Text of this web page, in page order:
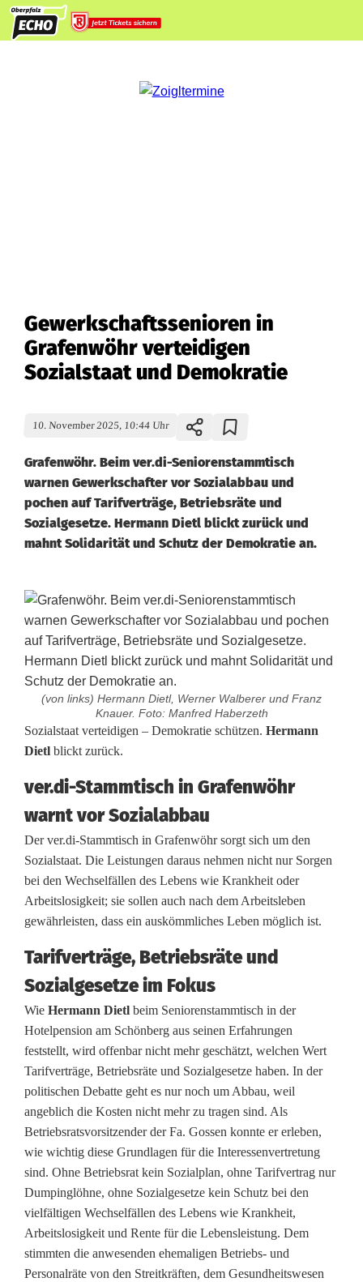
Gewerkschaftssenioren in
Grafenwöhr verteidigen
Sozialstaat und Demokratie
10. November 2025, 10:44 Uhr
Grafenwöhr. Beim ver.di-Seniorenstammtisch
warnen Gewerkschafter vor Sozialabbau und
pochen auf Tarifverträge, Betriebsräte und
Sozialgesetze. Hermann Dietl blickt zurück und
mahnt Solidarität und Schutz der Demokratie an.
(von links) Hermann Dietl, Werner Walberer und Franz
Knauer. Foto: Manfred Haberzeth
G
w
e
r
k
s
c
h
a
f
t
s
s
e
n
i
o
Sozialstaat verteidigen – Demokratie schützen. Hermann
Dietl blickt zurück.
ver.di-Stammtisch in Grafenwöhr
warnt vor Sozialabbau
Der ver.di-Stammtisch in Grafenwöhr sorgt sich um den
Sozialstaat. Die Leistungen daraus nehmen nicht nur Sorgen
bei den Wechselfällen des Lebens wie Krankheit oder
Arbeitslosigkeit; sie sollen auch nach dem Arbeitsleben
gewährleisten, dass ein auskömmliches Leben möglich ist.
Tarifverträge, Betriebsräte und
Sozialgesetze im Fokus
Wie Hermann Dietl beim Seniorenstammtisch in der
Hotelpension am Schönberg aus seinen Erfahrungen
feststellt, wird offenbar nicht mehr geschätzt, welchen Wert
Tarifverträge, Betriebsräte und Sozialgesetze haben. In der
politischen Debatte geht es nur noch um Abbau, weil
angeblich die Kosten nicht mehr zu tragen sind. Als
Betriebsratsvorsitzender der Fa. Gossen konnte er erleben,
wie wichtig diese Grundlagen für die Interessenvertretung
sind. Ohne Betriebsrat kein Sozialplan, ohne Tarifvertrag nur
Dumpinglöhne, ohne Sozialgesetze kein Schutz bei den
vielfältigen Wechselfällen des Lebens wie Krankheit,
Arbeitslosigkeit und Rente für die Lebensleistung. Dem
stimmten die anwesenden ehemaligen Betriebs- und
Personalräte von den Streitkräften, dem Gesundheitswesen